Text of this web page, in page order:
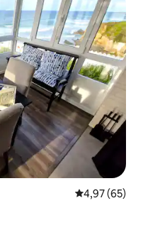
Średnia
4,97 (65)